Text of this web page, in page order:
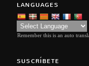
LANGUAGES
Remember this is an auto
SUSCRÍBETE